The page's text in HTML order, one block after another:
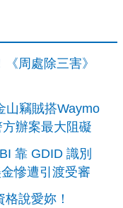
周處除三害》
山竊賊搭Waymo
辦案最大阻礙
靠 GDID 識別
慘遭引渡受審
說愛妳！